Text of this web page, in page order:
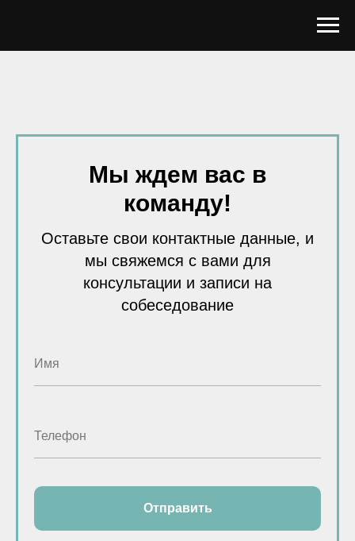
Мы ждем вас в
команду!
Оставьте свои контактные данные, и
мы свяжемся с вами для
консультации и записи на
собеседование
Отправить